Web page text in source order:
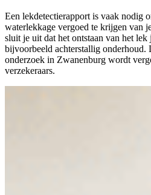
Een lekdetectierapport is vaak nodig
waterlekkage vergoed te krijgen van
sluit je uit dat het ontstaan van het
bijvoorbeeld achterstallig onderhoud.
onderzoek in Zwanenburg wordt
verzekeraars.